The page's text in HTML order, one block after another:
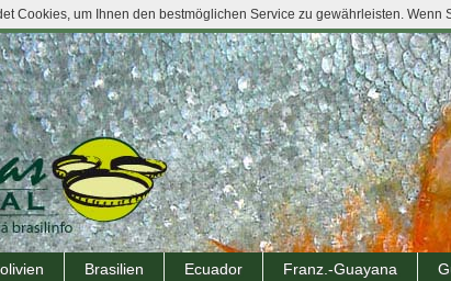
Brasilien Ecuador Franz.-Guayana
Cookies, um Ihnen den bestmöglichen Service zu gewährleisten.